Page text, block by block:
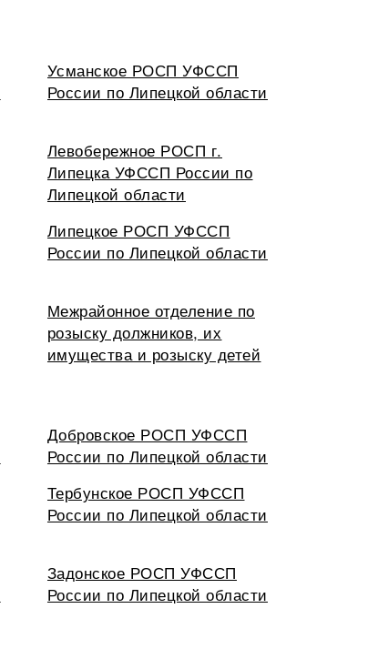
Усманское РОСП УФССП
России по Липецкой области
Левобережное РОСП г.
Липецка УФССП России по
Липецкой области
Липецкое РОСП УФССП
России по Липецкой области
Межрайонное отделение по
розыску должников, их
имущества и розыску детей
Добровское РОСП УФССП
России по Липецкой области
Тербунское РОСП УФССП
России по Липецкой области
Задонское РОСП УФССП
России по Липецкой области